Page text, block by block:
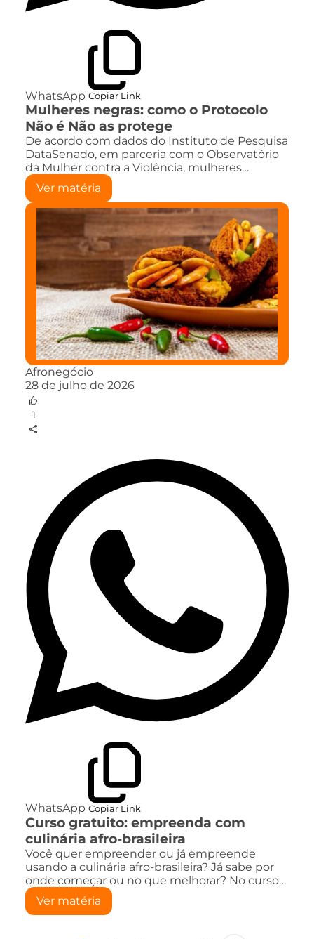
WhatsApp Copiar Link
Mulheres negras: como o Protocolo
Não é Não as protege
De acordo com dados do Instituto de Pesquisa
DataSenado, em parceria com o Observatório
da Mulher contra a Violência, mulheres…
Ver matéria
Afronegócio
28 de julho de 2026
1
WhatsApp Copiar Link
Curso gratuito: empreenda com
culinária afro-brasileira
Você quer empreender ou já empreende
usando a culinária afro-brasileira? Já sabe por
onde começar ou no que melhorar? No curso…
Ver matéria